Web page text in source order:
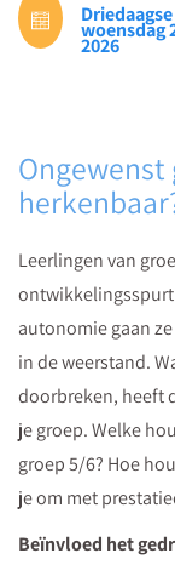
uit
groep
Pedagogisch
specialist
Anne-
Marie
Stevens
vertelt
hoe
gedrag
beïnvloedt.
woensdag
2026
Ongewenst
Leerlingen van
autonomie gaan
in de weerstand.
doorbreken, heeft
je groep. Welke
groep 5/6? Hoe
je om met
Beïnvloed het